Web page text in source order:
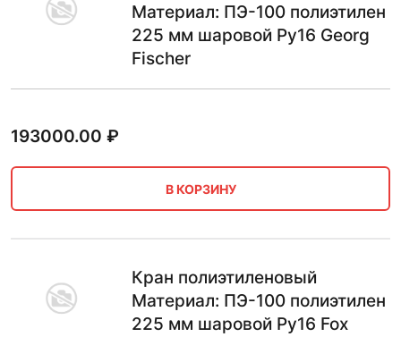
Материал: ПЭ-100 полиэтилен
225 мм шаровой Ру16 Georg
Fischer
193000.00 ₽
В КОРЗИНУ
Кран полиэтиленовый
Материал: ПЭ-100 полиэтилен
225 мм шаровой Ру16 Fox